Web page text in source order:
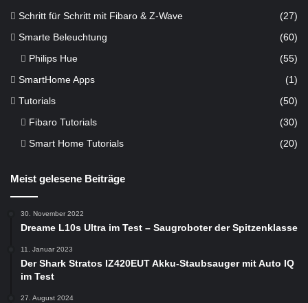
Schritt für Schritt mit Fibaro & Z-Wave (27)
Smarte Beleuchtung (60)
Philips Hue (55)
SmartHome Apps (1)
Tutorials (50)
Fibaro Tutorials
(30)
Smart Home Tutorials
(20)
Meist gelesene Beiträge
30. November 2022
Dreame L10s Ultra im Test – Saugroboter der Spitzenklasse
11. Januar 2023
Der Shark Stratos IZ420EUT Akku-Staubsauger mit Auto IQ
im Test
27. August 2024